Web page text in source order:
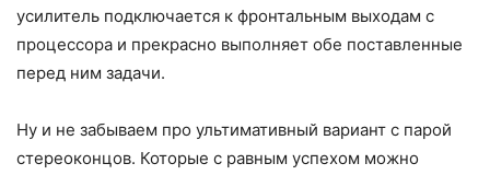
усилитель подключается к фронтальным выходам с
процессора и прекрасно выполняет обе поставленные
перед ним задачи.
Ну и не забываем про ультимативный вариант с парой
стереоконцов. Которые с равным успехом можно